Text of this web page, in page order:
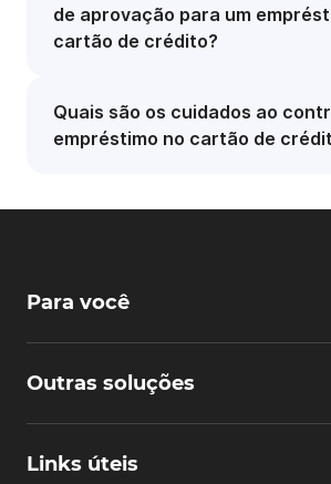
de aprovação para um
cartão de crédito?
Quais são os cuidados ao
empréstimo no cartão de
Para você
Outras soluções
Links úteis